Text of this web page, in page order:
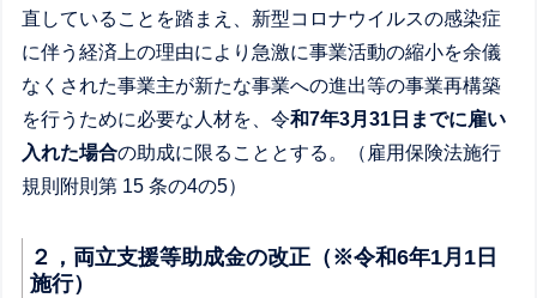
直していることを踏まえ、新型コロナウイルスの感染症
に伴う経済上の理由により急激に事業活動の縮小を余儀
なくされた事業主が新たな事業への進出等の事業再構築
を行うために必要な人材を、令和7年3月31日までに雇い
入れた場合の助成に限ることとする。（雇用保険法施行
規則附則第 15 条の4の5）
２，両立支援等助成金の改正（※令和6年1月1日
施行）